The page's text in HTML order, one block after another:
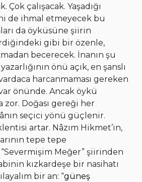
Çok çalışacak. Yaşadığı
de ihmal etmeyecek bu
da öyküsüne şiirin
gibi bir özenle,
becerecek. İnanın şu
önü açık, en şanslı
harcanmaması gereken
önünde. Ancak öykü
zor. Doğası gereği her
seçici yönü güçlenir.
artar. Nâzım Hikmet’in,
tepe tepe
Meğer” şiirinden
kızkardeşe bir nasihatı
bir an: “güneş